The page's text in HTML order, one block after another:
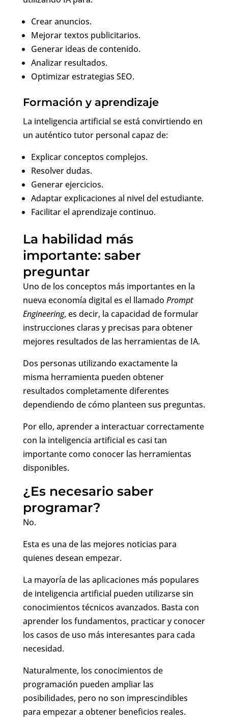
Crear anuncios.
Mejorar textos publicitarios.
Generar ideas de contenido.
Analizar resultados.
Optimizar estrategias SEO.
Formación y aprendizaje
La inteligencia artificial se está convirtiendo en
un auténtico tutor personal capaz de:
Explicar conceptos complejos.
Resolver dudas.
Generar ejercicios.
Adaptar explicaciones al nivel del estudiante.
Facilitar el aprendizaje continuo.
La habilidad más
importante: saber
preguntar
Uno de los conceptos más importantes en la
nueva economía digital es el llamado Prompt
Engineering, es decir, la capacidad de formular
instrucciones claras y precisas para obtener
mejores resultados de las herramientas de IA.
Dos personas utilizando exactamente la
misma herramienta pueden obtener
resultados completamente diferentes
dependiendo de cómo planteen sus preguntas.
Por ello, aprender a interactuar correctamente
con la inteligencia artificial es casi tan
importante como conocer las herramientas
disponibles.
¿Es necesario saber
programar?
No.
Esta es una de las mejores noticias para
quienes desean empezar.
La mayoría de las aplicaciones más populares
de inteligencia artificial pueden utilizarse sin
conocimientos técnicos avanzados. Basta con
aprender los fundamentos, practicar y conocer
los casos de uso más interesantes para cada
necesidad.
Naturalmente, los conocimientos de
programación pueden ampliar las
posibilidades, pero no son imprescindibles
para empezar a obtener beneficios reales.